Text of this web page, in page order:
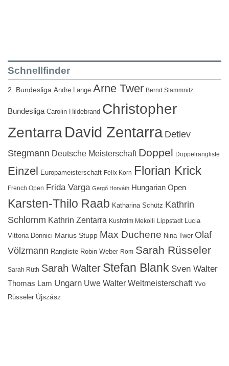
Schnellfinder
2. Bundesliga Andre Lange Arne Twer Bernd Stammnitz
Bundesliga Carolin Hildebrand Christopher
ZentarraDavid Zentarra Detlev
Stegmann Deutsche Meisterschaft Doppel Doppelrangliste
Einzel Europameisterschaft Felix Korn Florian Krick
French Open Frida Varga Gergő Horváth Hungarian Open
Karsten-Thilo Raab Katharina Schütz Kathrin
Schlomm Kathrin Zentarra Kushtrim Mekolli Lippstadt
Lucia
Vittoria Donnici Marius Stupp Max Duchene Nina Twer Olaf
Völzmann Rangliste Robin Weber Rom Sarah Rüsseler
Sarah Rüth Sarah Walter Stefan Blank Sven Walter
Thomas Lam Ungarn Uwe Walter Weltmeisterschaft Yvo
Rüsseler Újszász